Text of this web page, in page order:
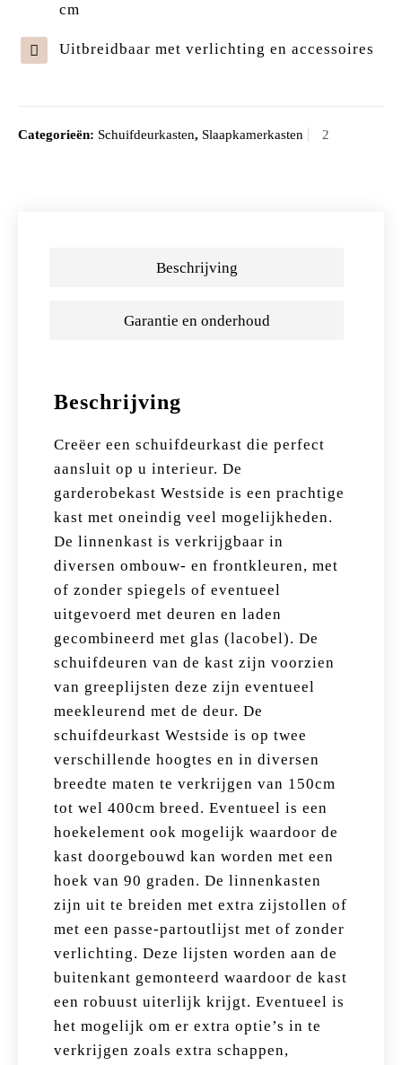
cm
Uitbreidbaar met verlichting en accessoires
Categorieën: Schuifdeurkasten, Slaapkamerkasten
Beschrijving
Garantie en onderhoud
Beschrijving
Creëer een schuifdeurkast die perfect
aansluit op u interieur. De
garderobekast Westside is een prachtige
kast met oneindig veel mogelijkheden.
De linnenkast is verkrijgbaar in
diversen ombouw- en frontkleuren, met
of zonder spiegels of eventueel
uitgevoerd met deuren en laden
gecombineerd met glas (lacobel). De
schuifdeuren van de kast zijn voorzien
van greeplijsten deze zijn eventueel
meekleurend met de deur. De
schuifdeurkast Westside is op twee
verschillende hoogtes en in diversen
breedte maten te verkrijgen van 150cm
tot wel 400cm breed. Eventueel is een
hoekelement ook mogelijk waardoor de
kast doorgebouwd kan worden met een
hoek van 90 graden. De linnenkasten
zijn uit te breiden met extra zijstollen of
met een passe-partoutlijst met of zonder
verlichting. Deze lijsten worden aan de
buitenkant gemonteerd waardoor de kast
een robuust uiterlijk krijgt. Eventueel is
het mogelijk om er extra optie’s in te
verkrijgen zoals extra schappen,